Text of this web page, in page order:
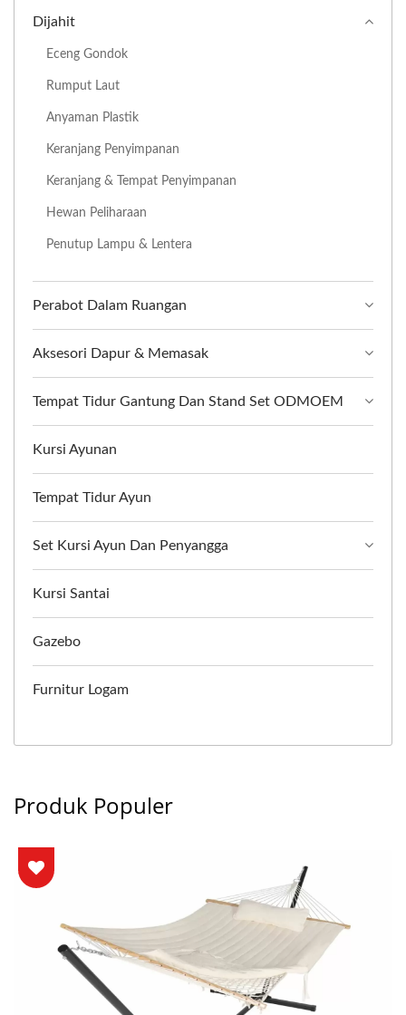
Dijahit
Eceng Gondok
Rumput Laut
Anyaman Plastik
Keranjang Penyimpanan
Keranjang & Tempat Penyimpanan
Hewan Peliharaan
Penutup Lampu & Lentera
Perabot Dalam Ruangan
Aksesori Dapur & Memasak
Tempat Tidur Gantung Dan Stand Set ODMOEM
Kursi Ayunan
Tempat Tidur Ayun
Set Kursi Ayun Dan Penyangga
Kursi Santai
Gazebo
Furnitur Logam
Produk Populer